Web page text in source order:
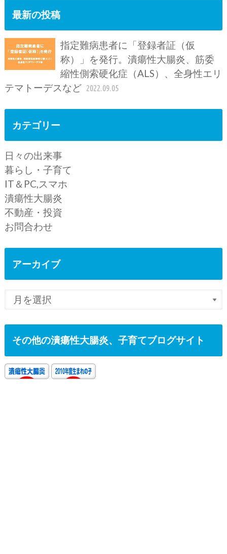
最新の投稿
指定難病患者に「登録者証（仮
称）」を発行。潰瘍性大腸炎、筋委
縮性側索硬化症（ALS）、全身性エリ
テマトーデスなど 2022.09.05
カテゴリー
日々の出来事
暮らし・子育て
IT＆PC,スマホ
潰瘍性大腸炎
不動産・投資
お問合わせ
アーカイブ
その他の潰瘍性大腸炎、子育てブログサイト